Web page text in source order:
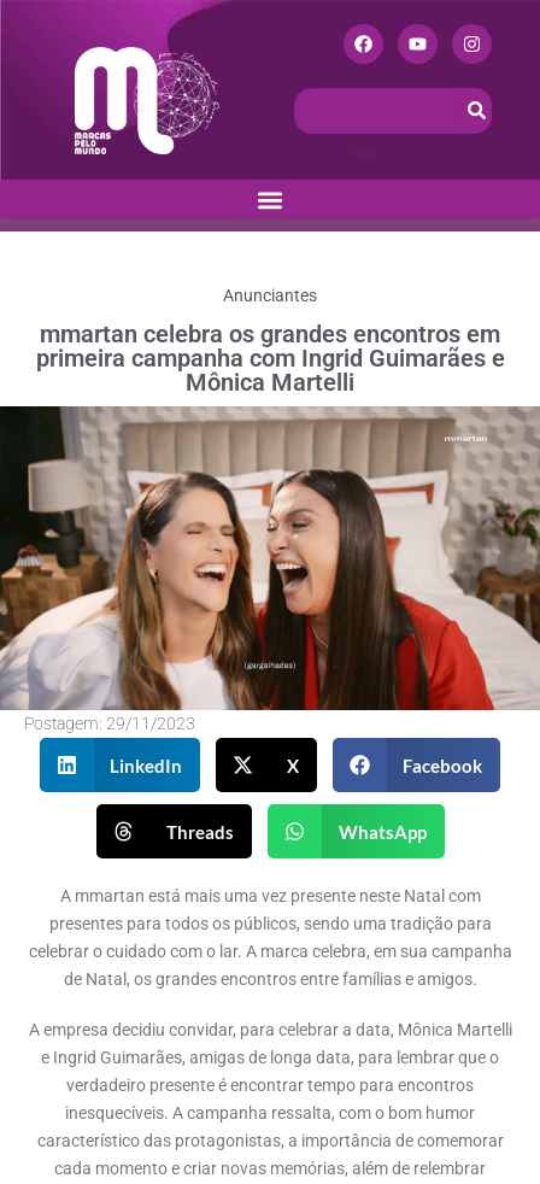
Anunciantes
mmartan celebra os grandes encontros em
primeira campanha com Ingrid Guimarães e
Mônica Martelli
Postagem: 29/11/2023
LinkedIn X Facebook
Threads WhatsApp
A mmartan está mais uma vez presente neste Natal com
presentes para todos os públicos, sendo uma tradição para
celebrar o cuidado com o lar. A marca celebra, em sua campanha
de Natal, os grandes encontros entre famílias e amigos.
A empresa decidiu convidar, para celebrar a data, Mônica Martelli
e Ingrid Guimarães, amigas de longa data, para lembrar que o
verdadeiro presente é encontrar tempo para encontros
inesquecíveis. A campanha ressalta, com o bom humor
característico das protagonistas, a importância de comemorar
cada momento e criar novas memórias, além de relembrar